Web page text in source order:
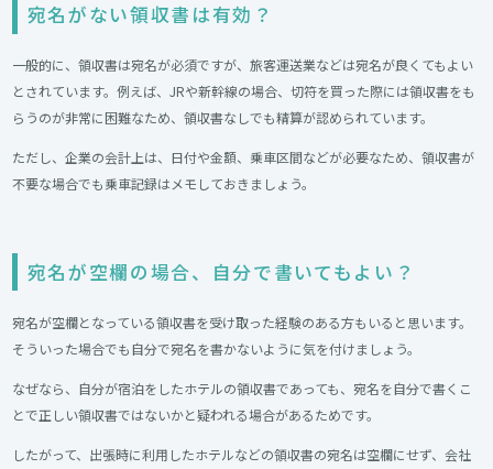
宛名がない領収書は有効？
一般的に、領収書は宛名が必須ですが、旅客運送業などは宛名が良くてもよい
とされています。例えば、JRや新幹線の場合、切符を買った際には領収書をも
らうのが非常に困難なため、領収書なしでも精算が認められています。
ただし、企業の会計上は、日付や金額、乗車区間などが必要なため、領収書が
不要な場合でも乗車記録はメモしておきましょう。
宛名が空欄の場合、自分で書いてもよい？
宛名が空欄となっている領収書を受け取った経験のある方もいると思います。
そういった場合でも自分で宛名を書かないように気を付けましょう。
なぜなら、自分が宿泊をしたホテルの領収書であっても、宛名を自分で書くこ
とで正しい領収書ではないかと疑われる場合があるためです。
したがって、出張時に利用したホテルなどの領収書の宛名は空欄にせず、会社